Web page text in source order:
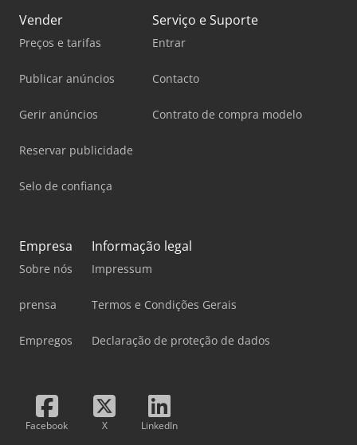
Vender
Preços e tarifas
Publicar anúncios
Gerir anúncios
Reservar publicidade
Selo de confiança
Serviço e Suporte
Entrar
Contacto
Contrato de compra modelo
Empresa
Sobre nós
prensa
Empregos
Informação legal
Impressum
Termos e Condições Gerais
Declaração de proteção de dados
Facebook X LinkedIn